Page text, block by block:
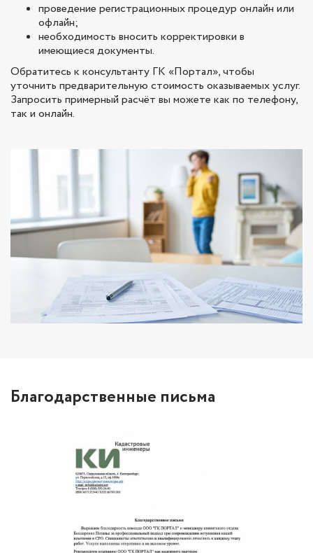
проведение регистрационных процедур онлайн или
офлайн;
необходимость вносить корректировки в
имеющиеся документы.
Обратитесь к консультанту ГК «Портал», чтобы
уточнить предварительную стоимость оказываемых услуг.
Запросить примерный расчёт вы можете как по телефону,
так и онлайн.
Благодарственные письма